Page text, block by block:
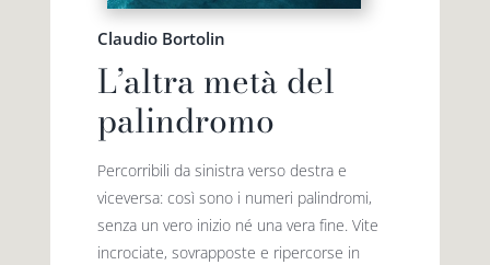
Claudio Bortolin
L’altra metà del
palindromo
Percorribili da sinistra verso destra e
viceversa: così sono i numeri palindromi,
senza un vero inizio né una vera fine. Vite
incro­ciate, sovrapposte e ripercorse in